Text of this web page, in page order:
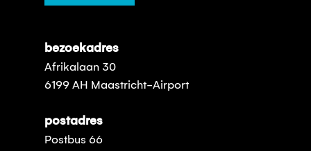
bezoekadres
Afrikalaan 30
6199 AH Maastricht-Airport
postadres
Postbus 66